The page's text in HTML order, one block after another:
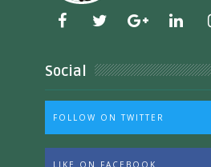
Social
FOLLOW ON TWITTER
LIKE ON FACEBOOK